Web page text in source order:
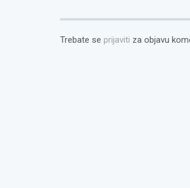
Trebate se prijaviti za objavu